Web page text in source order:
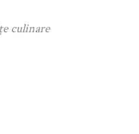
culinare